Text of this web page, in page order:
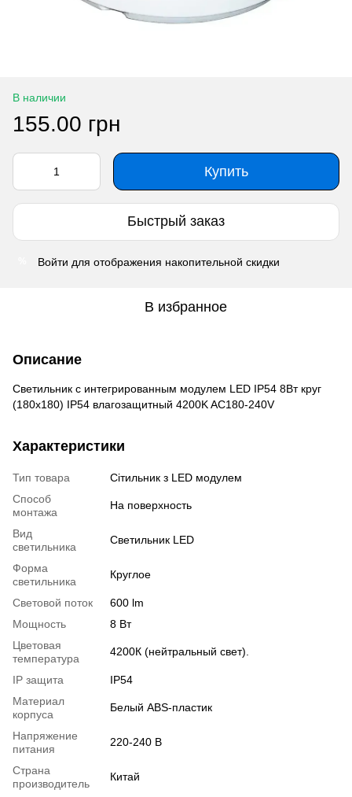
В наличии
155.00 грн
Купить
Быстрый заказ
Войти для отображения накопительной скидки
В избранное
Описание
Светильник с интегрированным модулем LED IP54 8Вт круг
(180x180) IP54 влагозащитный 4200K AC180-240V
Характеристики
Тип товара
Сітильник з LED модулем
Способ
монтажа
На поверхность
Вид
светильника
Светильник LED
Форма
светильника
Круглое
Световой поток
600 lm
Мощность
8 Вт
Цветовая
температура
4200К (нейтральный свет).
IP защита
IP54
Материал
корпуса
Белый ABS-пластик
Напряжение
питания
220-240 В
Страна
производитель
Китай